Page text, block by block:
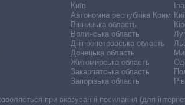
Київ
Автономна республіка Крим
Вінницька область
Волинська область
Дніпропетровська область
Донецька область
Житомирська область
Закарпатська область
Запорізька область
при вказуванні посилання (для